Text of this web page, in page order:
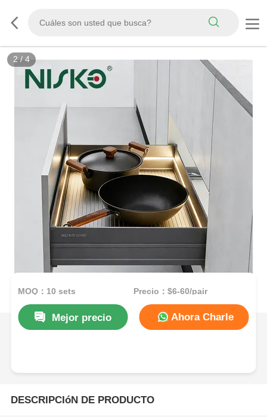
2 / 4
MOQ：10 sets Precio：$6-60/pair
Mejor precio Ahora Charle
DESCRIPCIóN DE PRODUCTO